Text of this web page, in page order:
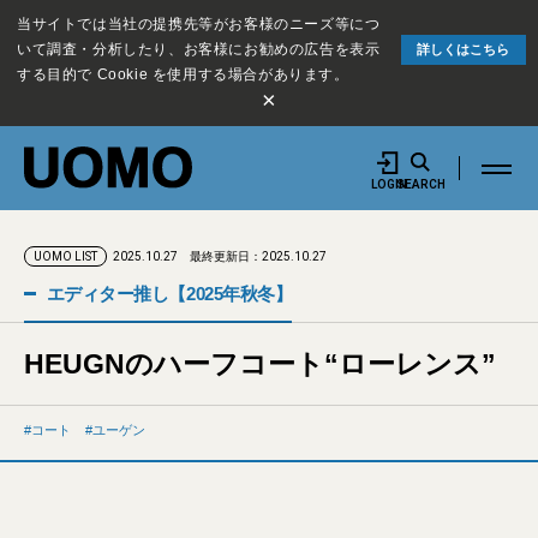
当サイトでは当社の提携先等がお客様のニーズ等につ
いて調査・分析したり、お客様にお勧めの広告を表示
する目的で Cookie を使用する場合があります。
詳しくはこちら
×
LOGINSEARCH
UOMO LIST 2025.10.27 最終更新日：2025.10.27
エディター推し【2025年秋冬】
HEUGNのハーフコート“ローレンス”
コート ユーゲン